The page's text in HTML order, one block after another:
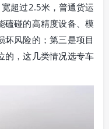
超过2.5米，普通货运
磕碰的高精度设备、模
坏风险的；第三是项目
的，这几类情况选专车